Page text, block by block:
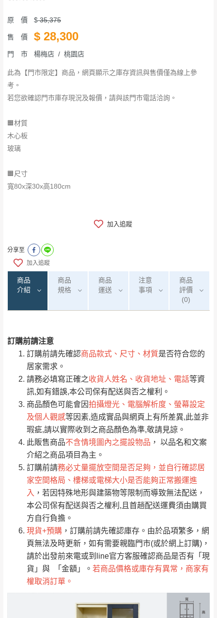
原 價 $35,375
售 價 $ 28,300
門 市 楊梅店 / 桃園店
此為【門市限定】商品，網頁顯示之庫存資訊與售價僅為線上參
考。
若您欲確認門市庫存現況及報價，請與該門市電話洽詢。
🟧材質
木心板
玻璃
🟧尺寸
寬80x深30x高180cm
加入追蹤
分享至
加入追蹤
商品
介紹
商品
規格
商品
運送
注意
事項
商品
評價
(0)
訂購前請注意
訂購前請先確認商品款式、尺寸、材質是否符合您的
居家需求。
請務必填寫正確之收貨人姓名、收貨地址、電話等資
訊,如有錯誤,本公司保有配送與否之權利。
商品顏色可能會因拍攝燈光、電腦解析度、螢幕設定
及個人觀感等因素,造成實品與網頁上有所差異,此並非
瑕疵,請以實際收到之商品顏色為準,敬請見諒。
此販售商品不含情境圖內之擺設物品 ， 以品名和文案
介紹之商品項目為主。
訂購前請務必丈量擺放空間是否足夠，並自行確認居
家空間格局、樓梯或電梯大小是否能夠正常搬運進
入 ，若因特殊地形與建築物等限制而導致無法配送，
本公司保有配送與否之權利,且首趟配送運費須由購買
方自行負擔。
現貨+預購 ，訂購前請先確認庫存。由於品項繁多，網
頁無法及時更新，如有需要親臨門市(或於網上訂購)，
請於出發前來電或到line官方客服確認商品是否有「現
貨」與 「金額」。 若商品價格或庫存有異常，商家有
權取消訂單。
運 費 說 明
運送地區 運送費用
偏遠地區
（請先線上詢問 LINE
→@dershin ）
桃園
免 運
費
＊A108產品另收運費
復興鄉
新竹
峨眉鄉、五峰鄉、
橫山、北埔鄉、尖
石鄉、寶山鄉山
區、新埔山區、芎
里
台北 無
來、平溪、九份、
石門、林口 下福
注意事項：
由於品項繁多，網頁無法及時更新，如有需
要購買商品，請於出發前來電或到「官方
Line客服」來信確認商品是否有「現貨」與
「金額」。
若商品價格或庫存有異常，商家有權取消訂
單。部分網路商品恕無法更改原設計或客製，敬請
見諒！
接單後二日內(不含例假日)，我們客服會與您
電話聯絡或E-Mail通知確認訂單。
（線上客
服 LINE → @dershin）
下單前先詢問是否現貨 ，若未詢問下單後無
現貨我們客服會再來電或E-Mail與您聯絡
（洽詢方式請搜尋 Line ID → @dershin）
運送範圍：限定北至基隆，南至苗栗，偏遠
地區恕無法提供運送 (詳見運送規章)。
配送範圍：
苗栗至基隆；其它地區暫不開放，如因特殊
地型限制(山區、鄉、鎮、村)、樓梯太小、無
0/5 (0)筆
全部 依評論高至低排列
依評論低至高排列 只顯示附上圖片
只顯示附上評論